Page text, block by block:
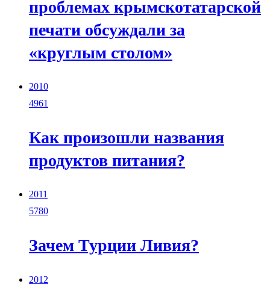
проблемах крымскотатарской
печати обсуждали за
«круглым столом»
2010
4961
Как произошли названия
продуктов питания?
2011
5780
Зачем Турции Ливия?
2012